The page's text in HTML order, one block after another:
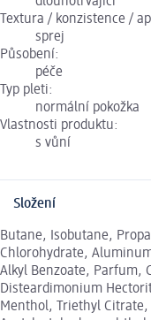
Textura / konzistence /
sprej
Působení:
péče
Typ pleti:
normální pokožka
Vlastnosti produktu:
s vůní
Složení
Butane, Isobutane,
Chlorohydrate,
Alkyl Benzoate, Parfum,
Disteardimonium
Menthol, Triethyl